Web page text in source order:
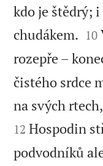
kdo je štědrý;
chudákem. 

10
rozepře –
čistého srdce
na svých
12 Hospodin
podvodníků